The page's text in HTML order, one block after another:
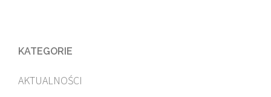
KATEGORIE
AKTUALNOŚCI